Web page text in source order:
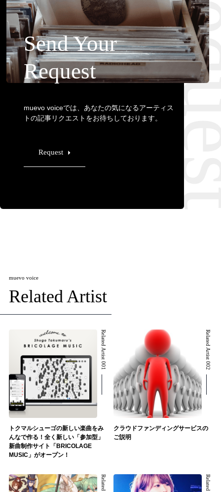
Send Your
Request
muevo voiceでは、あなたの気になるアーティス
トの記事リクエストをお待ちしております。
Request
muevo voice
Related Artist
Related Artist 001
トクマルシューゴの新しい楽曲をみ
んなで作る！全く新しい「参加型」
新曲制作サイト「BRICOLAGE
MUSIC」がオープン！
Related Artist 002
クラウドファンディングサービスの
ご説明